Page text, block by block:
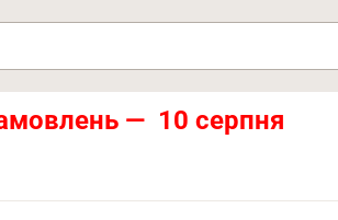
— 10 серпня